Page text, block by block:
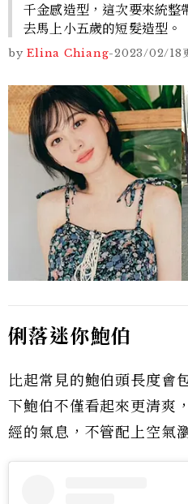
千金感造型，這次要來統整
去馬上小五歲的短髮造型。
by Elina Chiang-2023/02/18
俐落迷你鮑伯
比起常見的鮑伯頭長度會
下鮑伯不僅看起來更清爽
經的氣息，不管配上空氣